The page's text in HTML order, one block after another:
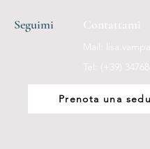
Seguimi Contattami
Mail:
Tel: (+39)
Prenota una